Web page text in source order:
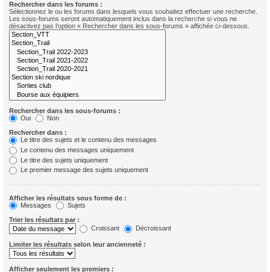
Rechercher dans les forums :
Sélectionnez le ou les forums dans lesquels vous souhaitez effectuer une recherche.
Les sous-forums seront automatiquement inclus dans la recherche si vous ne
désactivez pas l’option « Rechercher dans les sous-forums » affichée ci-dessous.
Rechercher dans les sous-forums :
Oui
Non
Rechercher dans :
Le titre des sujets et le contenu des messages
Le contenu des messages uniquement
Le titre des sujets uniquement
Le premier message des sujets uniquement
Afficher les résultats sous forme de :
Messages
Sujets
Trier les résultats par :
Croissant
Décroissant
Limiter les résultats selon leur ancienneté :
Afficher seulement les premiers :